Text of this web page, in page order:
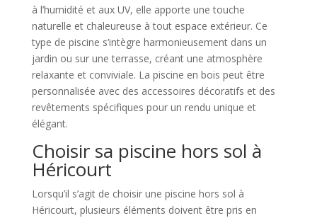
à l’humidité et aux UV, elle apporte une touche
naturelle et chaleureuse à tout espace extérieur. Ce
type de piscine s’intègre harmonieusement dans un
jardin ou sur une terrasse, créant une atmosphère
relaxante et conviviale. La piscine en bois peut être
personnalisée avec des accessoires décoratifs et des
revêtements spécifiques pour un rendu unique et
élégant.
Choisir sa piscine hors sol à
Héricourt
Lorsqu’il s’agit de choisir une piscine hors sol à
Héricourt, plusieurs éléments doivent être pris en